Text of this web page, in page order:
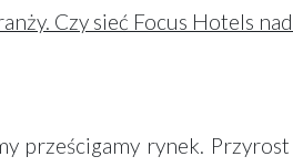
Czy sieć Focus Hotels
prześcigamy rynek.